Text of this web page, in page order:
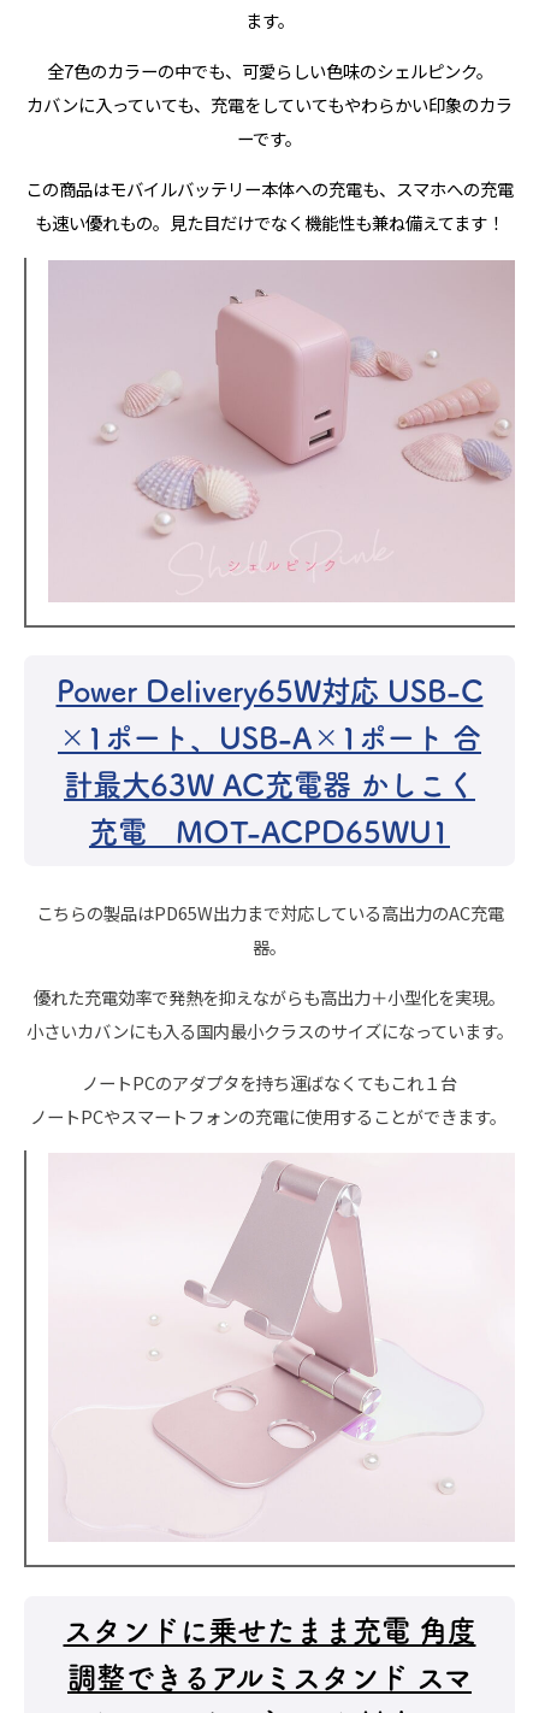
ます。
全7色のカラーの中でも、可愛らしい色味のシェルピンク。
カバンに入っていても、充電をしていてもやわらかい印象のカラ
ーです。
この商品はモバイルバッテリー本体への充電も、スマホへの充電
も速い優れもの。見た目だけでなく機能性も兼ね備えてます！
Power Delivery65W対応 USB-C
×1ポート、USB-A×1ポート 合
計最大63W AC充電器 かしこく
充電 MOT-ACPD65WU1
こちらの製品はPD65W出力まで対応している高出力のAC充電
器。
優れた充電効率で発熱を抑えながらも高出力＋小型化を実現。
小さいカバンにも入る国内最小クラスのサイズになっています。
ノートPCのアダプタを持ち運ばなくてもこれ１台
ノートPCやスマートフォンの充電に使用することができます。
スタンドに乗せたまま充電 角度
調整できるアルミスタンド スマ